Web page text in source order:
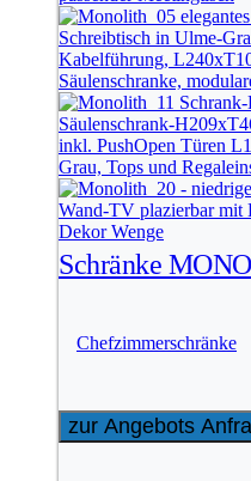
Schränke
Chefzimmerschränke
zur Angebots